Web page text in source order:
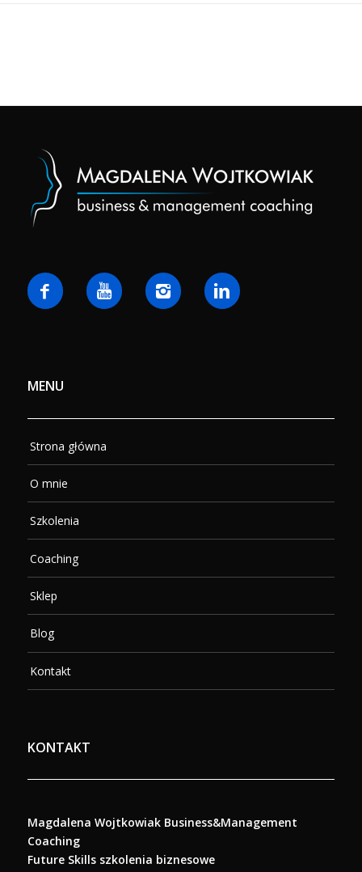
MENU
Strona główna
O mnie
Szkolenia
Coaching
Sklep
Blog
Kontakt
KONTAKT
Magdalena Wojtkowiak Business&Management
Coaching
Future Skills szkolenia biznesowe